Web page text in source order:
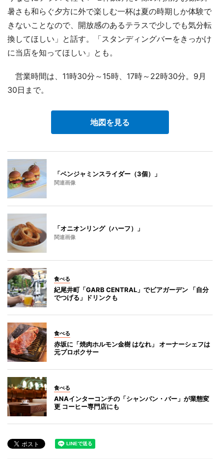
暑さも和らぐ夕方に外で楽しむ一杯は夏の時期しか体験で
きないことなので、開放感のあるテラスで少しでも気分転
換してほしい」と話す。「スタンディングバーをきっかけ
に当店を知ってほしい」とも。
営業時間は、11時30分～15時、17時～22時30分。9月
30日まで。
地図を見る
「ベンジャミンスライダー（3個）」
関連画像
「オニオンリング（ハーフ）」
関連画像
食べる
紀尾井町「GARB CENTRAL」でビアガーデン 「自分
でつげる」ドリンクも
食べる
赤坂に「焼肉ホルモン金樹 はなれ」 オーナーシェフは
元プロボクサー
食べる
ANAインターコンチの「シャンパン・バー」が業態変
更 コーヒー専門店にも